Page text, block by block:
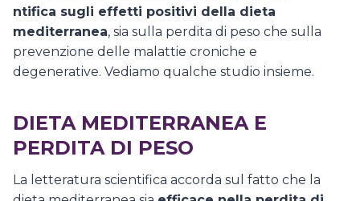
ntifica sugli effetti positivi della dieta
mediterranea, sia sulla perdita di peso che sulla
prevenzione delle malattie croniche e
degenerative. Vediamo qualche studio insieme.
DIETA MEDITERRANEA E
PERDITA DI PESO
La letteratura scientifica accorda sul fatto che la